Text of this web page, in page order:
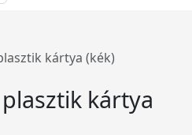
kártya (kék)
kártya